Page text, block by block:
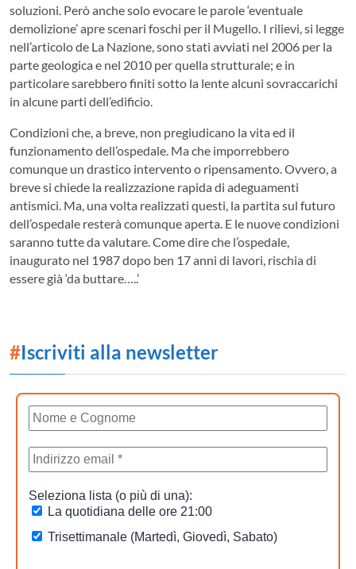
soluzioni. Però anche solo evocare le parole ‘eventuale
demolizione’ apre scenari foschi per il Mugello. I rilievi, si legge
nell’articolo de La Nazione, sono stati avviati nel 2006 per la
parte geologica e nel 2010 per quella strutturale; e in
particolare sarebbero finiti sotto la lente alcuni sovraccarichi
in alcune parti dell’edificio.
Condizioni che, a breve, non pregiudicano la vita ed il
funzionamento dell’ospedale. Ma che imporrebbero
comunque un drastico intervento o ripensamento. Ovvero, a
breve si chiede la realizzazione rapida di adeguamenti
antismici. Ma, una volta realizzati questi, la partita sul futuro
dell’ospedale resterà comunque aperta. E le nuove condizioni
saranno tutte da valutare. Come dire che l’ospedale,
inaugurato nel 1987 dopo ben 17 anni di lavori, rischia di
essere già ‘da buttare…..’
#Iscriviti alla newsletter